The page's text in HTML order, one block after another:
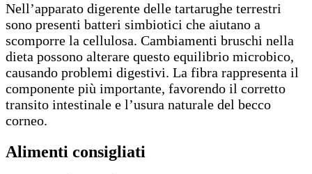
Nell’apparato digerente delle tartarughe terrestri
sono presenti batteri simbiotici che aiutano a
scomporre la cellulosa. Cambiamenti bruschi nella
dieta possono alterare questo equilibrio microbico,
causando problemi digestivi. La fibra rappresenta il
componente più importante, favorendo il corretto
transito intestinale e l’usura naturale del becco
corneo.
Alimenti consigliati